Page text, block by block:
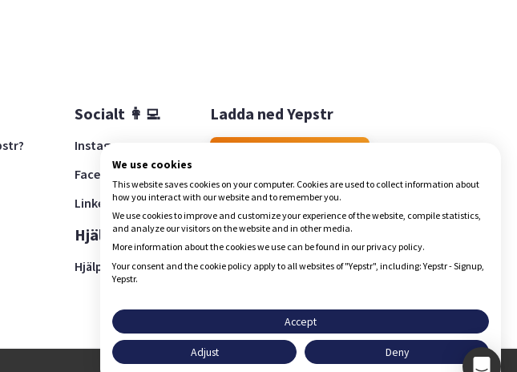
Socialt 👩‍💻
Instagram
Facebook
LinkedIn
Hjälp 🚨
Hjälpcenter
Ladda ned Yepstr
We use cookies
This website saves cookies on your computer. Cookies are used to collect information about
how you interact with our website and to remember you.
We use cookies to improve and customize your experience of the website, compile statistics,
and analyze our visitors on the website and in other media.
More information about the cookies we use can be found in our privacy policy.
Your consent and the cookie policy apply to all websites of "Yepstr", including: Yepstr - Signup,
Yepstr.
Accept
Adjust Deny